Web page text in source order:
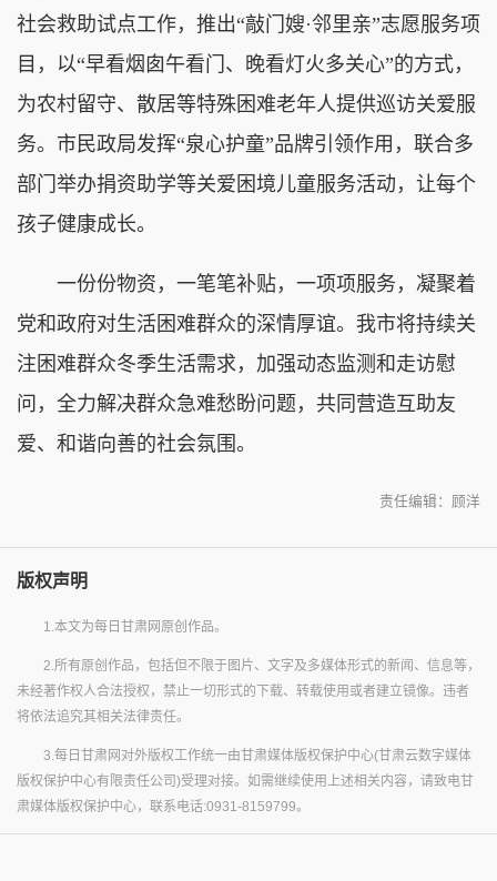
社会救助试点工作，推出“敲门嫂·邻里亲”志愿服务项
目，以“早看烟囱午看门、晚看灯火多关心”的方式，
为农村留守、散居等特殊困难老年人提供巡访关爱服
务。市民政局发挥“泉心护童”品牌引领作用，联合多
部门举办捐资助学等关爱困境儿童服务活动，让每个
孩子健康成长。
一份份物资，一笔笔补贴，一项项服务，凝聚着
党和政府对生活困难群众的深情厚谊。我市将持续关
注困难群众冬季生活需求，加强动态监测和走访慰
问，全力解决群众急难愁盼问题，共同营造互助友
爱、和谐向善的社会氛围。
责任编辑：顾洋
版权声明
1.本文为每日甘肃网原创作品。
2.所有原创作品，包括但不限于图片、文字及多媒体形式的新闻、信息等，
未经著作权人合法授权，禁止一切形式的下载、转载使用或者建立镜像。违者
将依法追究其相关法律责任。
3.每日甘肃网对外版权工作统一由甘肃媒体版权保护中心(甘肃云数字媒体
版权保护中心有限责任公司)受理对接。如需继续使用上述相关内容，请致电甘
肃媒体版权保护中心，联系电话:0931-8159799。